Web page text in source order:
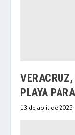
PLAYA
13 de abril de 2025